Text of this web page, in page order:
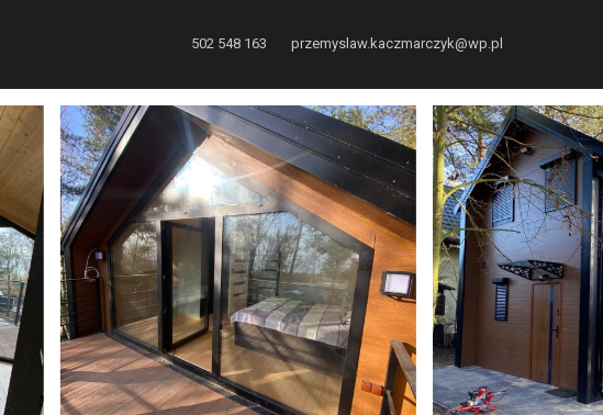
przemyslaw.kaczmarczyk@wp.pl
502 548 163